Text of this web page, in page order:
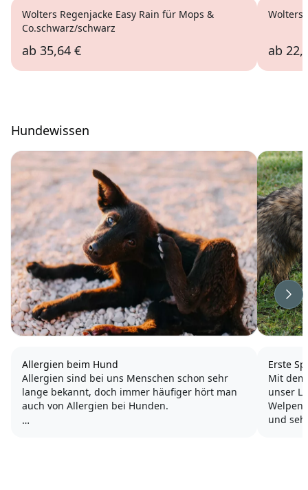
Wolters Regenjacke Easy Rain für Mops &
Co.schwarz/schwarz
ab 35,64 €
Wolters
ab
Hundewissen
Allergien beim Hund
Allergien sind bei uns Menschen schon sehr
lange bekannt, doch immer häufiger hört man
auch von Allergien bei Hunden.
Erste
Mit
unser
Welpen
und